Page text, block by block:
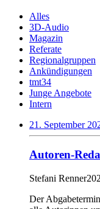
Alles
3D-Audio
Magazin
Referate
Regionalgruppen
Ankündigungen
tmt34
Junge Angebote
Intern
21. September
Autoren-
Stefani Renner
Der